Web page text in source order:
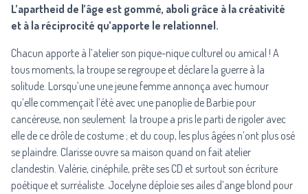
L’apartheid de l’âge est gommé, aboli grâce à la créativité
et à la réciprocité qu’apporte le relationnel.
Chacun apporte à l’atelier son pique-nique culturel ou amical ! A
tous moments, la troupe se regroupe et déclare la guerre à la
solitude. Lorsqu’une une jeune femme annonça avec humour
qu’elle commençait l’été avec une panoplie de Barbie pour
cancéreuse, non seulement la troupe a pris le parti de rigoler avec
elle de ce drôle de costume ; et du coup, les plus âgées n’ont plus osé
se plaindre. Clarisse ouvre sa maison quand on fait atelier
clandestin. Valérie, cinéphile, prête ses CD et surtout son écriture
poétique et surréaliste. Jocelyne déploie ses ailes d’ange blond pour